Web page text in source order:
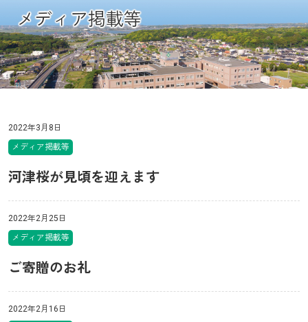
メディア掲載等
河津桜が見頃を迎えます
2022年3月8日
メディア掲載等
ご寄贈のお礼
2022年2月25日
メディア掲載等
2022年2月16日